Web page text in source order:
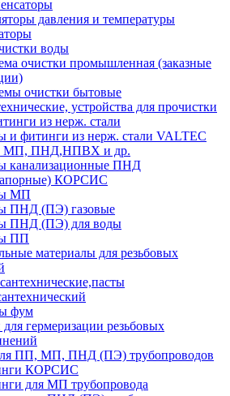
давления и температуры
воды
очистки промышленная (заказные
очистки бытовые
устройства для прочистки
из нерж. стали
и фитинги из нерж. стали VALTEC
МП, ПНД,НПВХ и др.
канализационные ПНД
КОРСИС
МП
ПНД (ПЭ) газовые
ПНД (ПЭ) для воды
ПП
материалы для резьбовых
фум
гермеризации резьбовых
ПП, МП, ПНД (ПЭ) трубопроводов
КОРСИС
для МП трубопровода